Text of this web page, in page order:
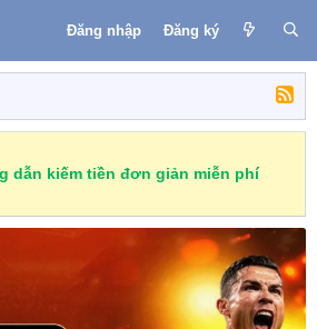
Đăng nhập Đăng ký
dẫn kiếm tiền đơn giản miễn phí